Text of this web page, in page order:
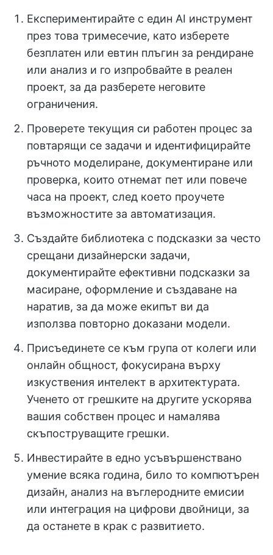
Експериментирайте с един AI инструмент
през това тримесечие, като изберете
безплатен или евтин плъгин за рендиране
или анализ и го изпробвайте в реален
проект, за да разберете неговите
ограничения.
Проверете текущия си работен процес за
повтарящи се задачи и идентифицирайте
ръчното моделиране, документиране или
проверка, които отнемат пет или повече
часа на проект, след което проучете
възможностите за автоматизация.
Създайте библиотека с подсказки за често
срещани дизайнерски задачи,
документирайте ефективни подсказки за
масиране, оформление и създаване на
наратив, за да може екипът ви да
използва повторно доказани модели.
Присъединете се към група от колеги или
онлайн общност, фокусирана върху
изкуствения интелект в архитектурата.
Ученето от грешките на другите ускорява
вашия собствен процес и намалява
скъпоструващите грешки.
Инвестирайте в едно усъвършенствано
умение всяка година, било то компютърен
дизайн, анализ на въглеродните емисии
или интеграция на цифрови двойници, за
да останете в крак с развитието.